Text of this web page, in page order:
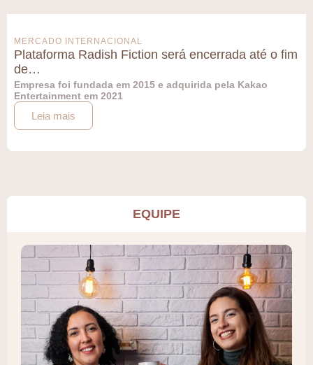
MERCADO INTERNACIONAL
Plataforma Radish Fiction será encerrada até o fim
de…
Empresa foi fundada em 2015 e adquirida pela Kakao
Entertainment em 2021
Leia mais
EQUIPE